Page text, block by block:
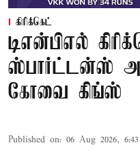
கிரிக்கெட்
டிஎன்பிஎல்
ஸ்பார்ட்டன்ஸ்
கோவை கிங்ஸ்
Published on: 06 Aug 2026,